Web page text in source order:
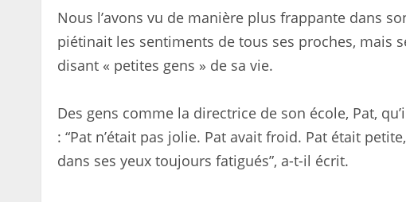
Nous l’avons vu de manière plus frappante dans
piétinait les sentiments de tous ses proches, mais
disant « petites gens » de sa vie.
Des gens comme la directrice de son école, Pat,
: “Pat n’était pas jolie. Pat avait froid. Pat était
dans ses yeux toujours fatigués”, a-t-il écrit.